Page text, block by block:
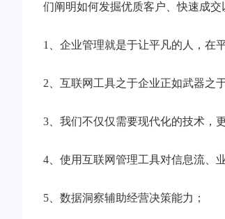
们阐明如何发掘优质客户、快速成
1、企业管理就是于让平凡的人，在
2、互联网工具之于企业正如武器之
3、我们不仅仅需要现代化的技术，
4、使用互联网管理工具对信息流、
5、数据洞察辅助经营决策能力；